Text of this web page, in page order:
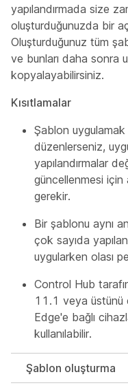
yapılandırmada size
oluşturduğunuzda bir
Oluşturduğunuz tüm
ve bunları daha sonra
kopyalayabilirsiniz.
Kısıtlamalar
Şablon
düzenlerseniz,
yapılandırmalar
güncellenmesi için
gerekir.
Bir şablonu aynı
çok sayıda
uygularken olası
Control Hub
11.1 veya üstünü
Edge'e bağlı
kullanılabilir.
Şablon oluşturma